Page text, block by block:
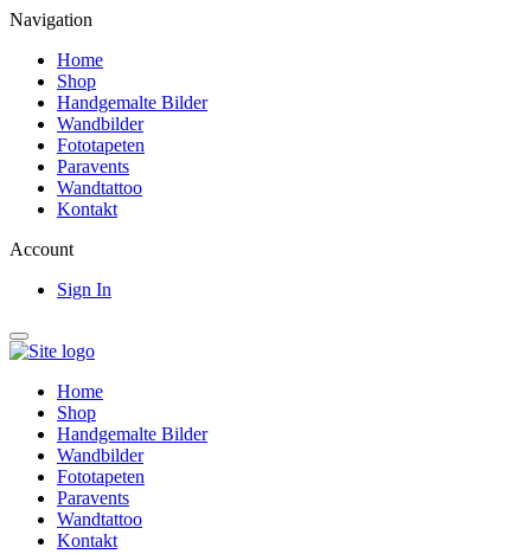
Navigation
Home
Shop
Handgemalte Bilder
Wandbilder
Fototapeten
Paravents
Wandtattoo
Kontakt
Account
Sign In
Home
Shop
Handgemalte Bilder
Wandbilder
Fototapeten
Paravents
Wandtattoo
Kontakt